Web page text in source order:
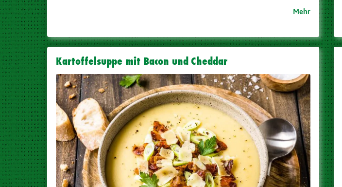
Mehr
Kartoffelsuppe mit Bacon und Cheddar